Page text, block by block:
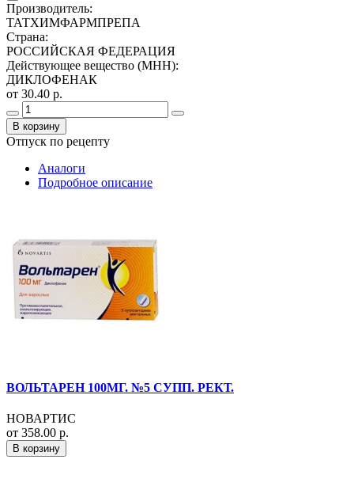
Производитель:
ТАТХИМФАРМПРЕПА
Страна:
РОССИЙСКАЯ ФЕДЕРАЦИЯ
Действующее вещество (МНН):
ДИКЛОФЕНАК
от 30.40 р.
В корзину
Отпуск по рецепту
Аналоги
Подробное описание
ВОЛЬТАРЕН 100МГ. №5 СУПП. РЕКТ.
НОВАРТИС
от 358.00 р.
В корзину